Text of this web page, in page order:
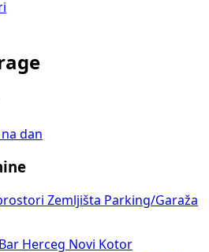
dan
Zemljišta Parking/Garaža
Bar Herceg Novi Kotor